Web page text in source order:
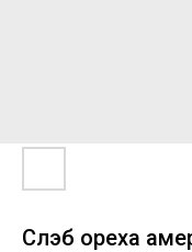
Слэб ореха